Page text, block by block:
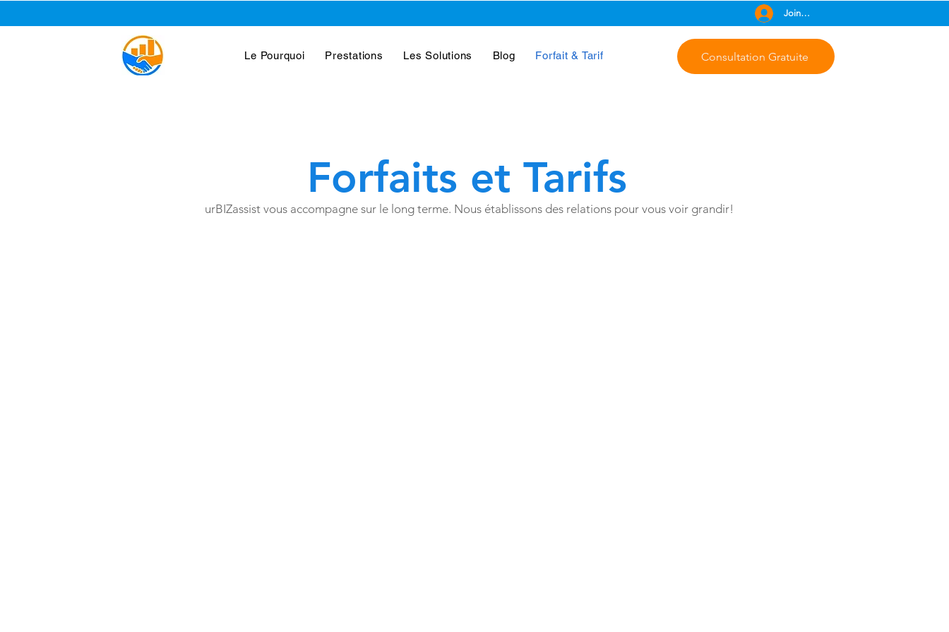
Join Free
Consultation Gratuite
Le Pourquoi Prestations Les Solutions Blog Forfait & Tarif
Forfaits et Tarifs
urBIZassist vous accompagne sur le long terme. Nous établissons des relations pour vous voir grandir!